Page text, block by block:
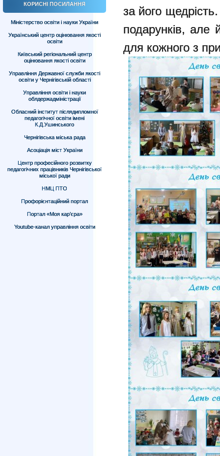
КОРИСНІ ПОСИЛАННЯ
Міністерство освіти і науки України
Український центр оцінювання якості
освіти
Київський регіональний центр
оцінювання якості освіти
Управління Державної служби якості
освіти у Чернігівській області
Управління освіти і науки
облдержадміністрації
Обласний інститут післядипломної
педагогічної освіти імені
К.Д.Ушинського
Чернігівська міська рада
Асоціація міст України
Центр професійного розвитку
педагогічних працівників Чернігівської
міської ради
НМЦ ПТО
Профорієнтаційний портал
Портал «Моя кар’єра»
Youtube-канал управління освіти
за його
подарунків, але
для кожного з